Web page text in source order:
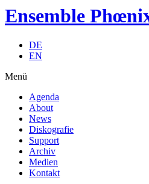
Ensemble
DE
EN
Menü
Agenda
About
News
Diskografie
Support
Archiv
Medien
Kontakt